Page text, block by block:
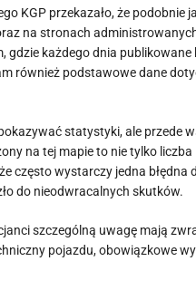
KGP przekazało, że
na stronach
gdzie każdego dnia
również podstawowe dane
statystyki, ale przede
na tej mapie to nie tylko
często wystarczy jedna
do nieodwracalnych skutków.
szczególną uwagę mają
pojazdu, obowiązkowe